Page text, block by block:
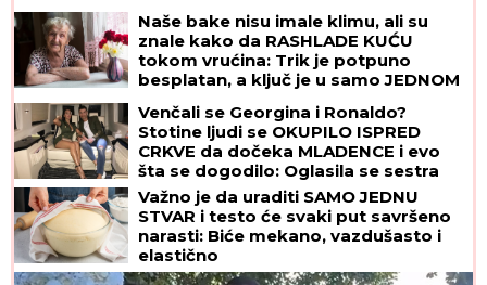
Naše bake nisu imale klimu, ali su
znale kako da RASHLADE KUĆU
tokom vrućina: Trik je potpuno
besplatan, a ključ je u samo JEDNOM
Venčali se Georgina i Ronaldo?
Stotine ljudi se OKUPILO ISPRED
CRKVE da dočeka MLADENCE i evo
šta se dogodilo: Oglasila se sestra
slavnog fudbalera, njegove klupske
obaveze ukazuju samo na jedno
Važno je da uraditi SAMO JEDNU
STVAR i testo će svaki put savršeno
narasti: Biće mekano, vazdušasto i
elastično